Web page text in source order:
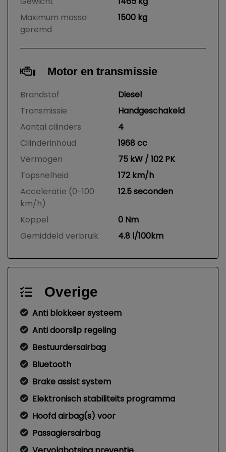
Maximum massa
geremd
1500 kg
Motor en transmissie
Brandstof
Diesel
Transmissie
Handgeschakeld
Aantal cilinders
4
Cilinderinhoud
1968 cc
Vermogen
75 kW / 102 PK
Topsnelheid
172 km/h
Acceleratie (0-100
km/h)
12.5 seconden
Koppel
0 Nm
Gemiddeld verbruik
4.8 l/100km
Overige
Anti blokkeer systeem
Anti doorslip regeling
Bestuurdersairbag
Bluetooth
Brake assist system
Elektronisch stabiliteits programma
Hoofd airbag(s) voor
Passagiersairbag